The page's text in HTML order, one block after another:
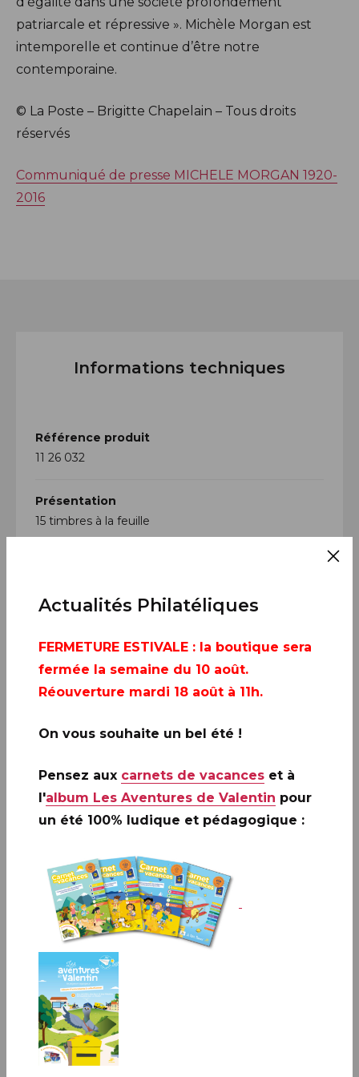
patriarcale et répressive ». Michèle Morgan est
intemporelle et continue d’être notre
contemporaine.
© La Poste – Brigitte Chapelain – Tous droits
réservés
Communiqué de presse MICHELE MORGAN 1920-
2016
Informations techniques
Référence produit
11 26 032
Présentation
15 timbres à la feuille
Atelier YOUPI
Format du Timbre
540 000 exemplaires
Valeur faciale
Informations pratiques
PREMIER JOUR
PARIS (75)
Actualités Philatéliques
FERMETURE ESTIVALE : la boutique sera
fermée la semaine du 10 août.
Réouverture mardi 18 août à 11h.
On vous souhaite un bel été !
Pensez aux carnets de vacances et à
l'album Les Aventures de Valentin pour
un été 100% ludique et pédagogique :